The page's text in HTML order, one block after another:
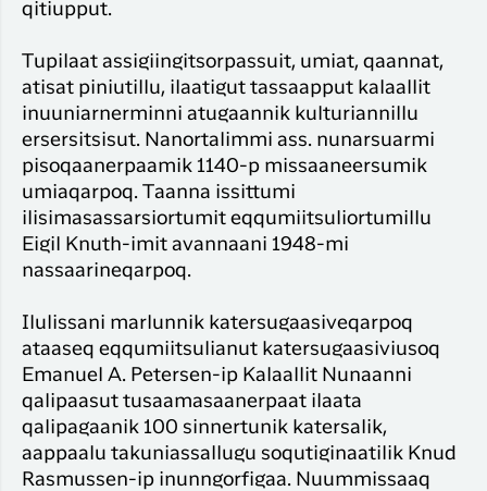
qitiupput.
Tupilaat assigiingitsorpassuit, umiat, qaannat,
atisat piniutillu, ilaatigut tassaapput kalaallit
inuuniarnerminni atugaannik kulturiannillu
ersersitsisut. Nanortalimmi ass. nunarsuarmi
pisoqaanerpaamik 1140-p missaaneersumik
umiaqarpoq. Taanna issittumi
ilisimasassarsiortumit eqqumiitsuliortumillu
Eigil Knuth-imit avannaani 1948-mi
nassaarineqarpoq.
Ilulissani marlunnik katersugaasiveqarpoq
ataaseq eqqumiitsulianut katersugaasiviusoq
Emanuel A. Petersen-ip Kalaallit Nunaanni
qalipaasut tusaamasaanerpaat ilaata
qalipagaanik 100 sinnertunik katersalik,
aappaalu takuniassallugu soqutiginaatilik Knud
Rasmussen-ip inunngorfigaa. Nuummissaaq